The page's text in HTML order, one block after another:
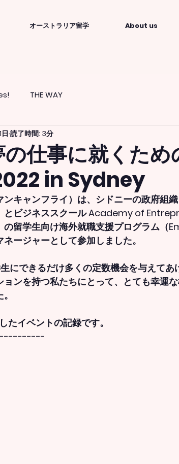
オーストラリア留学 About us
THE WAY
仕事に就くため
in Sydney
読了時間: 3分
キャンフライ）は、シドニーの政府組
とビジネススクール Academy of
の留学生向け海外就職支援プログラム（
ージャーとして参加しました。
にできるだけ多くの定数機会を与えて
ンを持つ私たちにとって、とても幸運な
たイベントの記録です。